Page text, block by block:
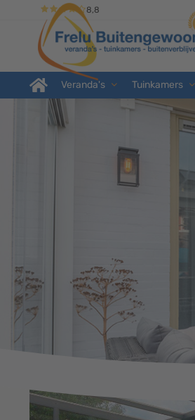
8,8
Veranda's Tuinkamers